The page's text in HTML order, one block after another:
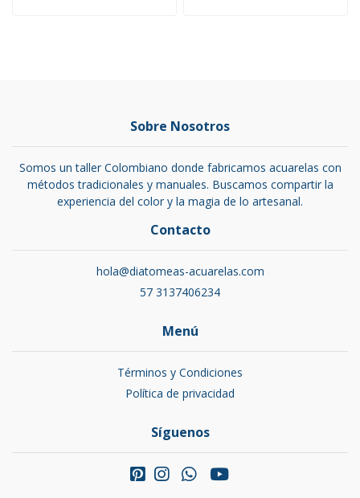
Sobre Nosotros
Somos un taller Colombiano donde fabricamos acuarelas con
métodos tradicionales y manuales. Buscamos compartir la
experiencia del color y la magia de lo artesanal.
Contacto
hola@diatomeas-acuarelas.com
57 3137406234
Menú
Términos y Condiciones
Política de privacidad
Síguenos